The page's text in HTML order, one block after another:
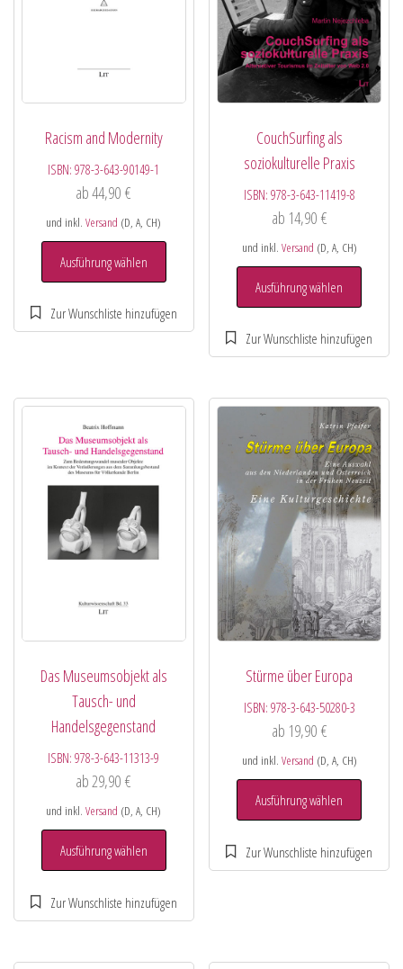
Racism and Modernity
ISBN:978-3-643-90149-1
ab44,90€
und inkl.Versand (D, A, CH)
Ausführung wählen
CouchSurfing als
soziokulturelle Praxis
ISBN: 978-3-643-11419-8
ab 14,90 €
und inkl. Versand (D, A, CH)
Ausführung wählen
Das Museumsobjekt als
Tausch- und
Handelsgegenstand
ISBN:978-3-643-11313-9
ab29,90€
und inkl.Versand (D, A, CH)
Ausführung wählen
Stürme über Europa
ISBN: 978-3-643-50280-3
ab 19,90 €
und inkl. Versand (D, A, CH)
Ausführung wählen